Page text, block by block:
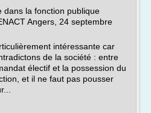
dans la fonction publique
Angers, 24 septembre
intéressante car
de la société : entre
électif et la possession du
et il ne faut pas pousser